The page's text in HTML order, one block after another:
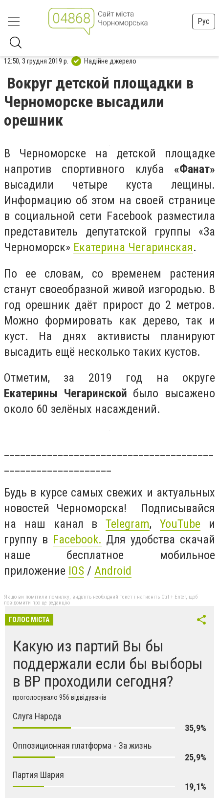
Рус
12:50, 3 грудня 2019 р. Надійне джерело
Вокруг детской площадки в
Черноморске высадили
орешник
В Черноморске на детской площадке
напротив спортивного клуба «Фанат»
высадили четыре куста лещины.
Информацию об этом на своей странице
в социальной сети Facebook разместила
представитель депутатской группы «За
Черноморск» Екатерина Чегаринская.
По ее словам, со временем растения
станут своеобразной живой изгородью. В
год орешник даёт прирост до 2 метров.
Можно формировать как дерево, так и
куст. На днях активисты планируют
высадить ещё несколько таких кустов.
Отметим, за 2019 год на округе
Екатерины Чегаринской было высажено
около 60 зелёных насаждений.
Будь в курсе самых свежих и актуальных
новостей Черноморска! Подписывайся
на наш канал вTelegram,YouTube и
группу в Facebook. Для удобства скачай
наше бесплатное мобильное
приложение IOS / Android
Якщо ви помітили помилку, виділіть необхідний текст і натисніть Ctrl + Enter, щоб
повідомити про це редакцію
ГОЛОС МІСТА
Какую из партий Вы бы
поддержали если бы выборы
в ВР проходили сегодня?
проголосувало 956 відвідувачів
Слуга Народа
35,9%
Оппозиционная платформа - За жизнь
25,9%
Партия Шария
19,1%